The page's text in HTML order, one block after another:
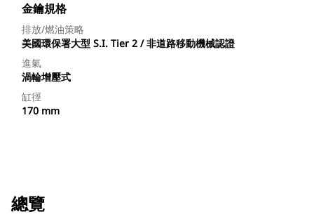
金鑰規格
排放/燃油策略
美國環保署大型 S.I. Tier 2 / 非道路移動機械認證
進氣
渦輪增壓式
缸徑
170 mm
總覽